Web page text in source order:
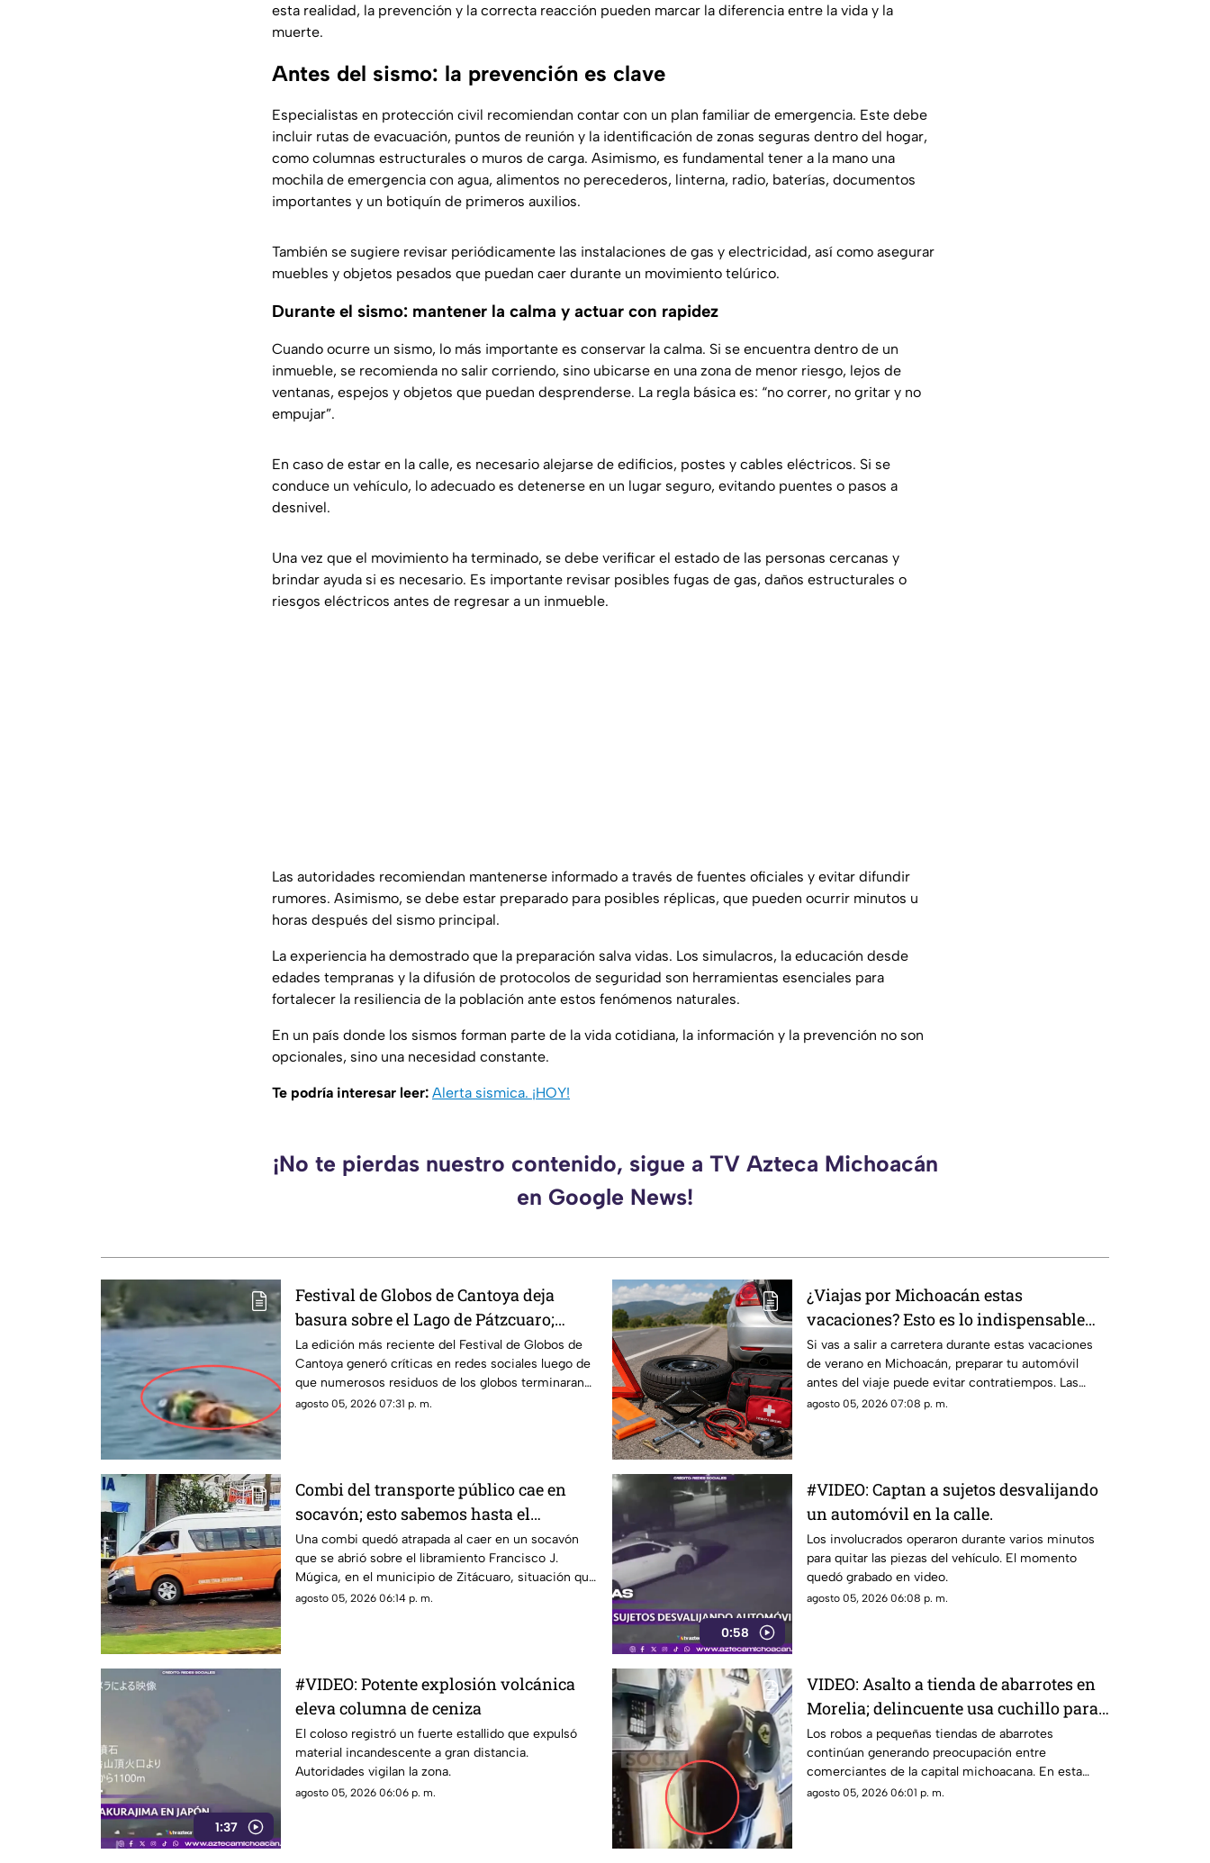
esta realidad, la prevención y la correcta reacción pueden marcar la diferencia entre la vida y la
muerte.
Antes del sismo: la prevención es clave
Especialistas en protección civil recomiendan contar con un plan familiar de emergencia. Este debe
incluir rutas de evacuación, puntos de reunión y la identificación de zonas seguras dentro del hogar,
como columnas estructurales o muros de carga. Asimismo, es fundamental tener a la mano una
mochila de emergencia con agua, alimentos no perecederos, linterna, radio, baterías, documentos
importantes y un botiquín de primeros auxilios.
También se sugiere revisar periódicamente las instalaciones de gas y electricidad, así como asegurar
muebles y objetos pesados que puedan caer durante un movimiento telúrico.
Durante el sismo: mantener la calma y actuar con rapidez
Cuando ocurre un sismo, lo más importante es conservar la calma. Si se encuentra dentro de un
inmueble, se recomienda no salir corriendo, sino ubicarse en una zona de menor riesgo, lejos de
ventanas, espejos y objetos que puedan desprenderse. La regla básica es: “no correr, no gritar y no
empujar”.
En caso de estar en la calle, es necesario alejarse de edificios, postes y cables eléctricos. Si se
conduce un vehículo, lo adecuado es detenerse en un lugar seguro, evitando puentes o pasos a
desnivel.
Una vez que el movimiento ha terminado, se debe verificar el estado de las personas cercanas y
brindar ayuda si es necesario. Es importante revisar posibles fugas de gas, daños estructurales o
riesgos eléctricos antes de regresar a un inmueble.
Las autoridades recomiendan mantenerse informado a través de fuentes oficiales y evitar difundir
rumores. Asimismo, se debe estar preparado para posibles réplicas, que pueden ocurrir minutos u
horas después del sismo principal.
La experiencia ha demostrado que la preparación salva vidas. Los simulacros, la educación desde
edades tempranas y la difusión de protocolos de seguridad son herramientas esenciales para
fortalecer la resiliencia de la población ante estos fenómenos naturales.
En un país donde los sismos forman parte de la vida cotidiana, la información y la prevención no son
opcionales, sino una necesidad constante.
Te podría interesar leer: Alerta sismica. ¡HOY!
¡No te pierdas nuestro contenido, sigue a TV Azteca Michoacán
en Google News!
Festival de Globos de Cantoya deja
basura sobre el Lago de Pátzcuaro;
ciudadanos exigen acciones
La edición más reciente del Festival de Globos de
Cantoya generó críticas en redes sociales luego de
que numerosos residuos de los globos terminaran
sobre el Lago de Pátzcuaro, dejando una
agosto 05, 2026 07:31 p. m.
¿Viajas por Michoacán estas
vacaciones? Esto es lo indispensable
que debes llevar en tu automóvil
Si vas a salir a carretera durante estas vacaciones
de verano en Michoacán, preparar tu automóvil
antes del viaje puede evitar contratiempos. Las
lluvias, los baches y el incremento del tránsito
agosto 05, 2026 07:08 p. m.
Combi del transporte público cae en
socavón; esto sabemos hasta el
momento
Una combi quedó atrapada al caer en un socavón
que se abrió sobre el libramiento Francisco J.
Múgica, en el municipio de Zitácuaro, situación que
generó movilización y preocupación entre
agosto 05, 2026 06:14 p. m.
0:58
#VIDEO: Captan a sujetos desvalijando
un automóvil en la calle.
Los involucrados operaron durante varios minutos
para quitar las piezas del vehículo. El momento
quedó grabado en video.
agosto 05, 2026 06:08 p. m.
1:37
#VIDEO: Potente explosión volcánica
eleva columna de ceniza
El coloso registró un fuerte estallido que expulsó
material incandescente a gran distancia.
Autoridades vigilan la zona.
agosto 05, 2026 06:06 p. m.
VIDEO: Asalto a tienda de abarrotes en
Morelia; delincuente usa cuchillo para
robar dinero de la caja
Los robos a pequeñas tiendas de abarrotes
continúan generando preocupación entre
comerciantes de la capital michoacana. En esta
ocasión, cámaras de seguridad captaron el
agosto 05, 2026 06:01 p. m.